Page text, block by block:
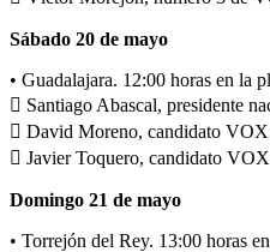
Sábado 20 de mayo
• Guadalajara. 12:00 horas en la
 Santiago Abascal, presidente
 David Moreno, candidato
 Javier Toquero, candidato
Domingo 21 de mayo
• Torrejón del Rey. 13:00 horas